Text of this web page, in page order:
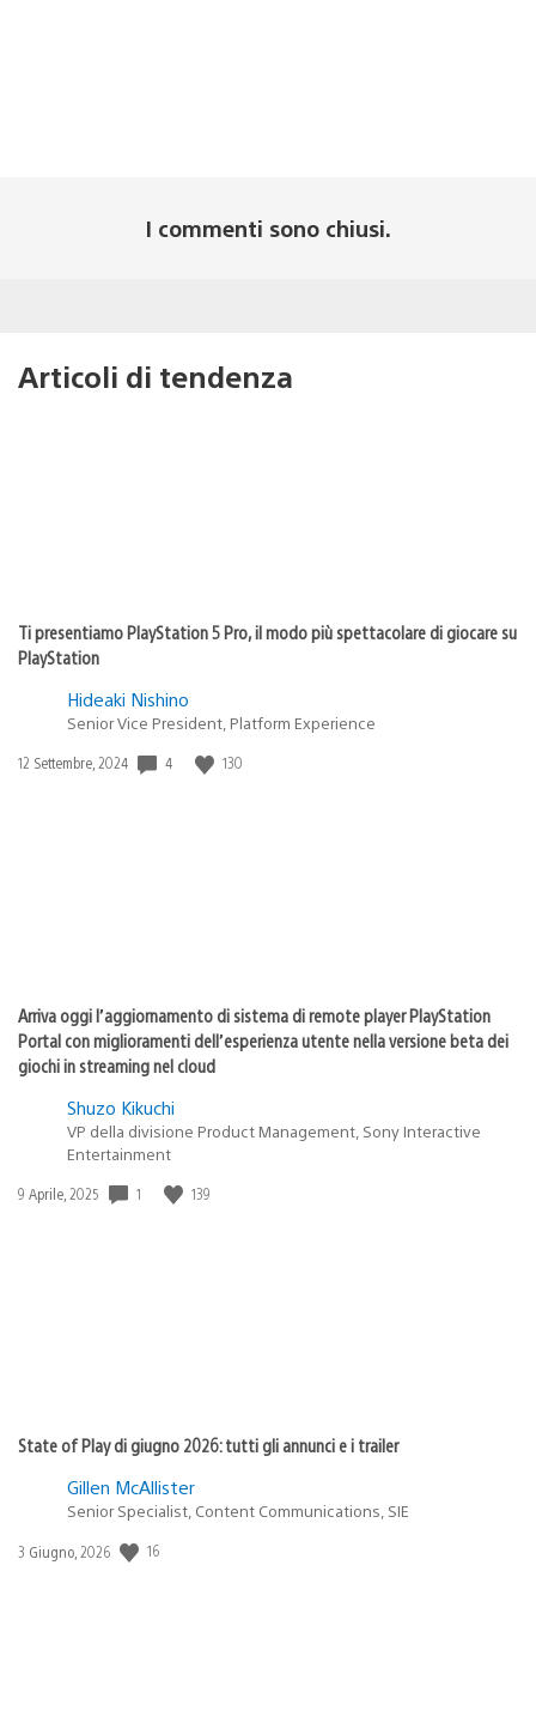
I commenti sono chiusi.
Articoli di tendenza
Ti presentiamo PlayStation 5 Pro, il modo più spettacolare di giocare su
PlayStation
Hideaki Nishino
Senior Vice President, Platform Experience
Data
12 Settembre, 2024 4 130
Arriva oggi l’aggiornamento di sistema di remote player PlayStation
Portal con miglioramenti dell’esperienza utente nella versione beta dei
giochi in streaming nel cloud
Shuzo Kikuchi
VP della divisione Product Management, Sony Interactive
Entertainment
Data
9 Aprile, 2025 1 139
State of Play di giugno 2026: tutti gli annunci e i trailer
Gillen McAllister
Senior Specialist, Content Communications, SIE
Data
3 Giugno, 2026 16